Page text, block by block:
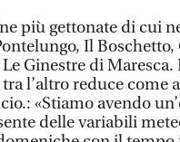
più gettonate di cui
Il
Le Ginestre di
l’altro reduce come
«Stiamo avendo
delle variabili